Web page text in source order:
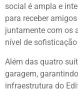
social é ampla e
para receber
juntamente com os
nível de
Além das quatro
garagem,
infraestrutura do